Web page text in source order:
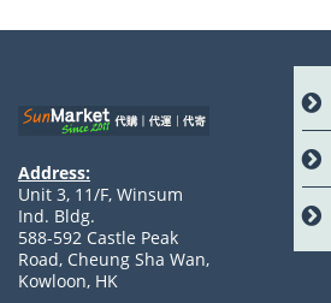
Address:
Unit 3, 11/F, Winsum
Ind. Bldg.
588-592 Castle Peak
Road, Cheung Sha Wan,
Kowloon, HK